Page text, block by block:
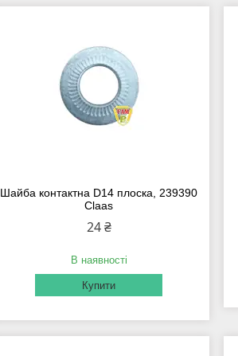
Шайба контактна D14 плоска, 239390
Claas
24 ₴
В наявності
Купити